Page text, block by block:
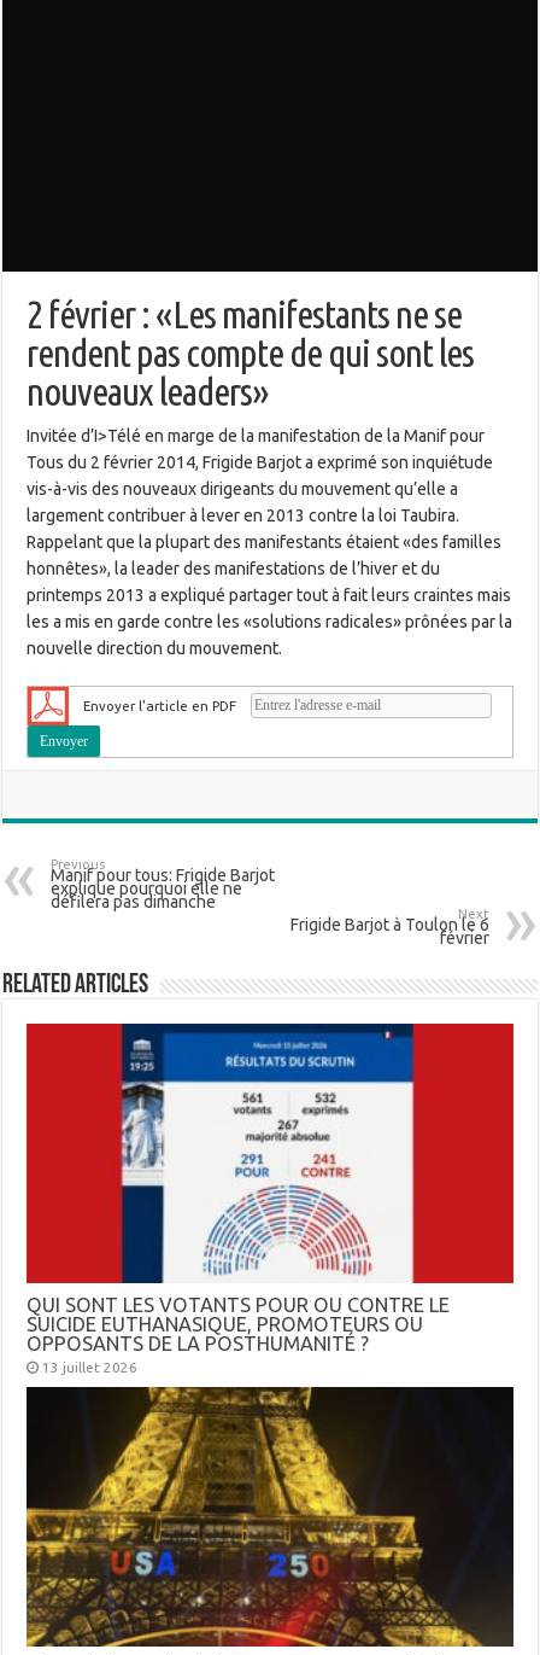
2 février : «Les manifestants ne se
rendent pas compte de qui sont les
nouveaux leaders»
Invitée d’I>Télé en marge de la manifestation de la Manif pour
Tous du 2 février 2014, Frigide Barjot a exprimé son inquiétude
vis-à-vis des nouveaux dirigeants du mouvement qu’elle a
largement contribuer à lever en 2013 contre la loi Taubira.
Rappelant que la plupart des manifestants étaient «des familles
honnêtes», la leader des manifestations de l’hiver et du
printemps 2013 a expliqué partager tout à fait leurs craintes mais
les a mis en garde contre les «solutions radicales» prônées par la
nouvelle direction du mouvement.
Envoyer l'article en PDF
Previous
Manif pour tous: Frigide Barjot
explique pourquoi elle ne
défilera pas dimanche
Next
Frigide Barjot à Toulon le 6
février
Related Articles
QUI SONT LES VOTANTS POUR OU CONTRE LE
SUICIDE EUTHANASIQUE, PROMOTEURS OU
OPPOSANTS DE LA POSTHUMANITÉ ?
13 juillet 2026